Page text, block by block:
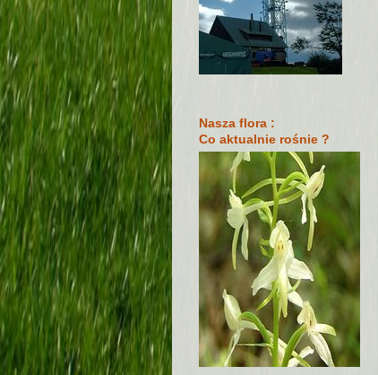
Nasza flora :
Co aktualnie rośnie ?